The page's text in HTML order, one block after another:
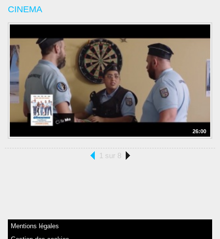
CINEMA
26:00
1 sur 8
Mentions légales